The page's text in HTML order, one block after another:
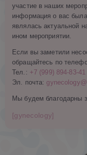
участие в наших
информация о вас
являлась актуальной
ином мероприятии.
Если вы заметили
обращайтесь по
Тел.: +7 (999) 894-83-41
Эл. почта:
Мы будем благодарны
[gynecology]